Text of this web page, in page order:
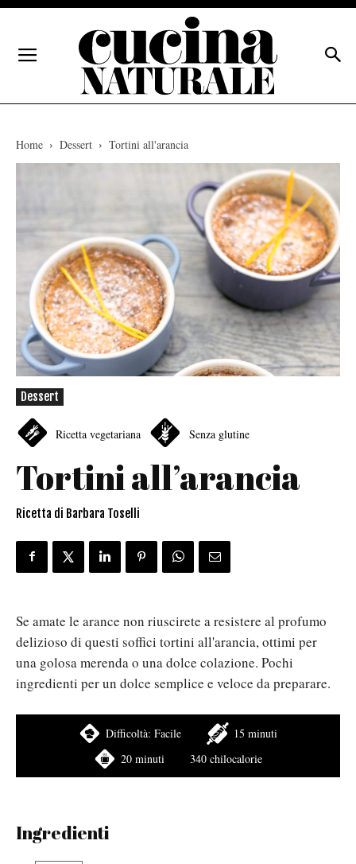
Home Dessert Tortini all'arancia
Dessert
Ricetta vegetariana Senza glutine
Tortini all’arancia
Ricetta di Barbara Toselli
Se amate le arance non riuscirete a resistere al profumo
delizioso di questi soffici tortini all'arancia, ottimi per
una golosa merenda o una dolce colazione. Pochi
ingredienti per un dolce semplice e veloce da preparare.
Difficoltà: Facile
15 minuti
20 minuti
340 chilocalorie
Ingredienti